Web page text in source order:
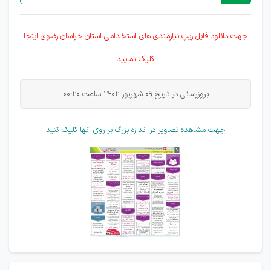
جهت دانلود فایل زیپ نیازمندی های استخدامی استان خراسان رضوی اینجا
کلیک نمایید
بروزرسانی در تاریخ 09 شهریور 1402 ساعت 00:20
جهت مشاهده تصاویر در اندازه بزرگ بر روی آنها کلیک کنید